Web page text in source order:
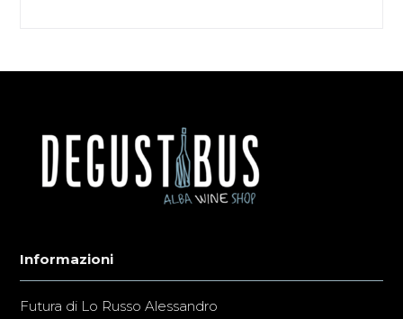
Informazioni
Futura di Lo Russo Alessandro